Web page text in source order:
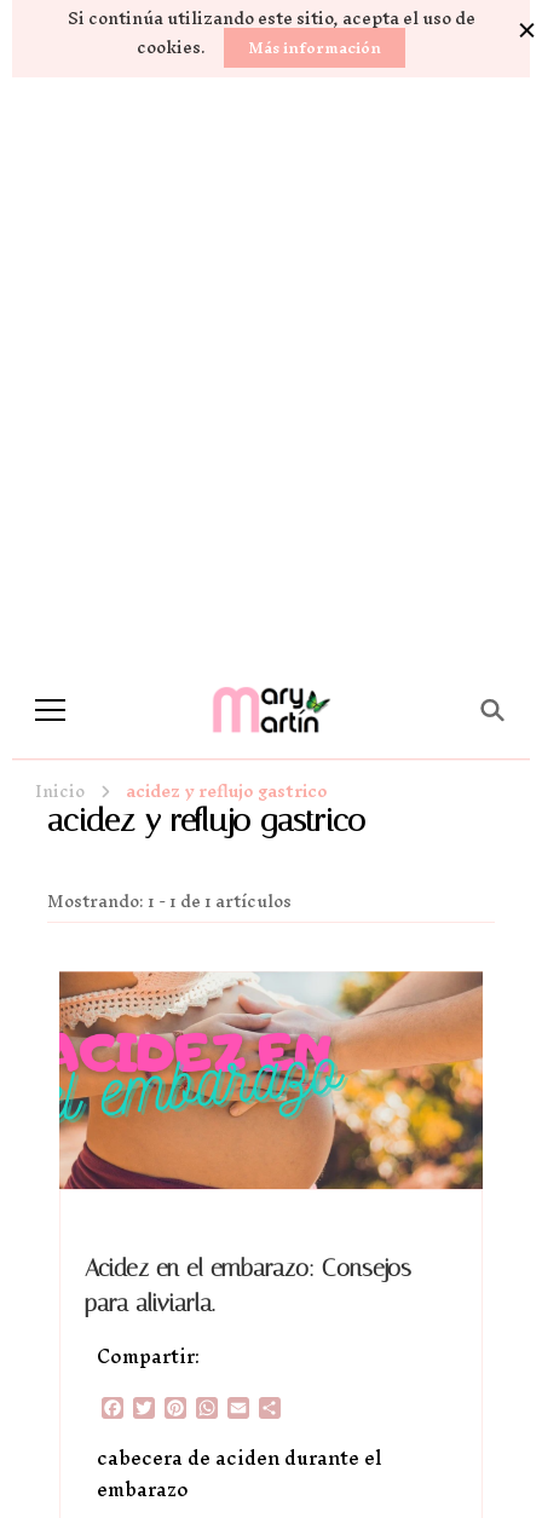
Si continúa utilizando este sitio, acepta el uso de
cookies. Más información
Novela Romántica y Lifestyle
Inicio acidez y reflujo gastrico
acidez y reflujo gastrico
Mostrando: 1 - 1 de 1 artículos
Acidez en el embarazo: Consejos
para aliviarla.
Compartir:
Facebook
Twitter
Pinterest
WhatsApp
Email
cabecera de aciden durante el
embarazo